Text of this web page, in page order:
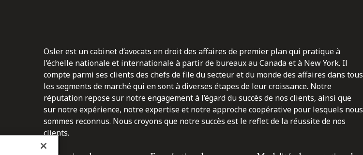
Osler est un cabinet d’avocats en droit des affaires de premier plan qui pratique à
l’échelle nationale et internationale à partir de bureaux au Canada et à New York. Il
compte parmi ses clients des chefs de file du secteur et du monde des affaires dans tous
les segments de marché qui en sont à diverses étapes de leur croissance. Notre
réputation repose sur notre engagement à l’égard du succès de nos clients, ainsi que
sur notre expérience, notre expertise et notre approche coopérative pour lesquels nous
sommes reconnus. Nous croyons que notre succès est le reflet de la réussite de nos
clients.